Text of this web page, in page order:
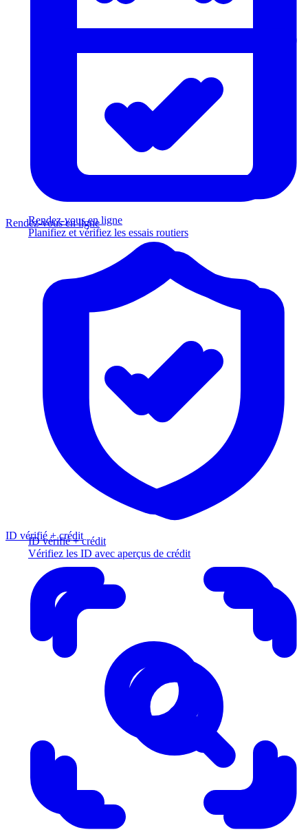
Rendez-vous en ligne
Planifiez et vérifiez les essais routiers
ID vérifié + crédit
Vérifiez les ID avec aperçus de crédit
Rendez-vous en ligne
ID vérifié + crédit